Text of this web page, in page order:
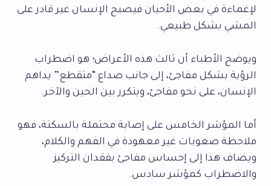
لإغماءة في بعض الأحيان فيصبح الإنسان غير قادر على
المشي بشكل طبيعي.
ويوضح الأطباء أن ثالث هذه الأعراض؛ هو اضطراب
الرؤية بشكل مفاجئ، إلى جانب صداع “متقطع” يداهم
الإنسان، على نحو مفاجئ، ويتكرر بين الحين والآخر.
أما المؤشر الخامس على إصابة محتملة بالسكتة، فهو
ملاحظة صعوبات غير معهودة في الفهم والكلام،
ويضاف هذا إلى إحساس مفاجئ بفقدان التركيز
والاضطراب كمؤشر سادس.